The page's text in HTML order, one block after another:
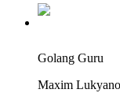
Golang Guru
Maxim